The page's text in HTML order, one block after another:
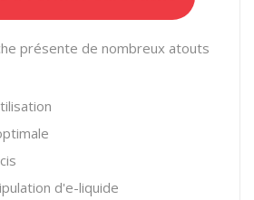
présente de nombreux atouts
d'e-liquide